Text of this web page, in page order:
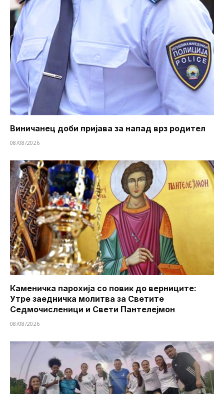
Виничанец доби пријава за напад врз родител
08/08/2026
Каменичка парохија со повик до верниците:
Утре заедничка молитва за Светите
Седмочисленици и Свети Пантелејмон
08/08/2026